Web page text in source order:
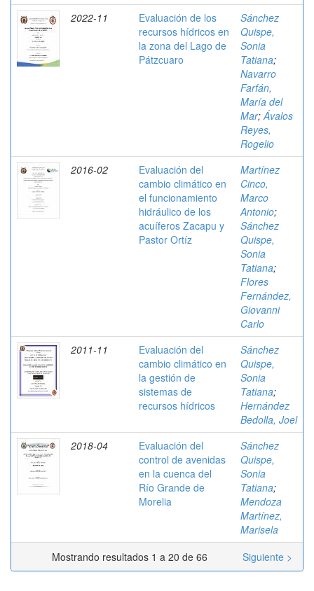
2022-11
Evaluación de los
recursos hídricos en
la zona del Lago de
Pátzcuaro
Sánchez
Quispe,
Sonia
Tatiana;
Navarro
Farfán,
María del
Mar;Ávalos
Reyes,
Rogelio
2016-02
Evaluación del
cambio climático en
el funcionamiento
hidráulico de los
acuíferos Zacapu y
Pastor Ortíz
Martínez
Cinco,
Marco
Antonio;
Sánchez
Quispe,
Sonia
Tatiana;
Flores
Fernández,
Giovanni
Carlo
2011-11
Evaluación del
cambio climático en
la gestión de
sistemas de
recursos hídricos
Sánchez
Quispe,
Sonia
Tatiana;
Hernández
Bedolla, Joel
2018-04
Evaluación del
control de avenidas
en la cuenca del
Río Grande de
Morelia
Sánchez
Quispe,
Sonia
Tatiana;
Mendoza
Martínez,
Marisela
Mostrando resultados 1 a 20 de 66
Siguiente >